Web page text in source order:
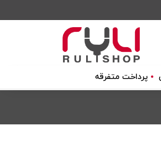
پرداخت متفرقه